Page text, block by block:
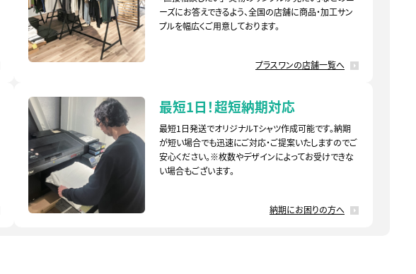
ーズにお答えできるよう、全国の店舗に商品・加工サン
プルを幅広くご用意しております。
プラスワンの店舗一覧へ
最短1日！超短納期対応
最短1日発送でオリジナルTシャツ作成可能です。納期
が短い場合でも迅速にご対応・ご提案いたしますのでご
安心ください。※枚数やデザインによってお受けできな
い場合もございます。
納期にお困りの方へ